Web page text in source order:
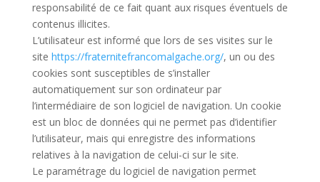
responsabilité de ce fait quant aux risques éventuels de
contenus illicites.
L’utilisateur est informé que lors de ses visites sur le
site https://fraternitefrancomalgache.org/, un ou des
cookies sont susceptibles de s’installer
automatiquement sur son ordinateur par
l’intermédiaire de son logiciel de navigation. Un cookie
est un bloc de données qui ne permet pas d’identifier
l’utilisateur, mais qui enregistre des informations
relatives à la navigation de celui-ci sur le site.
Le paramétrage du logiciel de navigation permet